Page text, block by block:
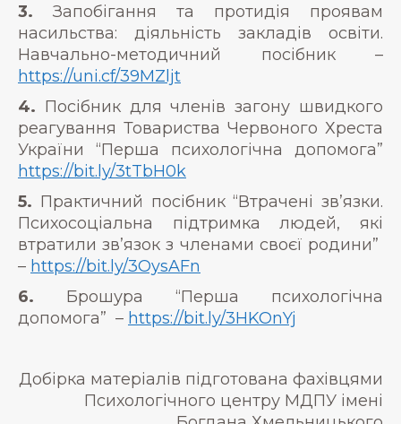
3. Запобігання та протидія проявам
насильства: діяльність закладів освіти.
Навчально-методичний посібник –
https://uni.cf/39MZljt
4. Посібник для членів загону швидкого
реагування Товариства Червоного Хреста
України “Перша психологічна допомога”
https://bit.ly/3tTbH0k
5. Практичний посібник “Втрачені зв’язки.
Психосоціальна підтримка людей, які
втратили зв’язок з членами своєї родини”
– https://bit.ly/3OysAFn
6. Брошура “Перша психологічна
допомога” – https://bit.ly/3HKOnYj
Добірка матеріалів підготована фахівцями
Психологічного центру МДПУ імені